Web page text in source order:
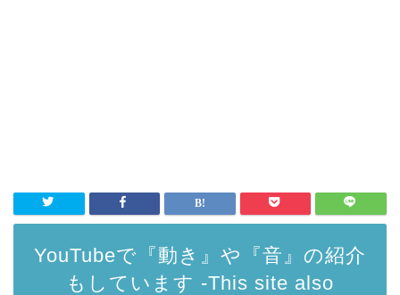
YouTubeで『動き』や『音』の紹介
もしています -This site also